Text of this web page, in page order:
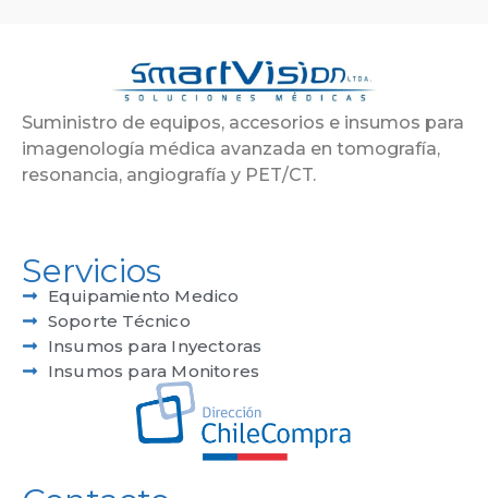
Suministro de equipos, accesorios e insumos para
imagenología médica avanzada en tomografía,
resonancia, angiografía y PET/CT.
Servicios
Equipamiento Medico
Soporte Técnico
Insumos para Inyectoras
Insumos para Monitores